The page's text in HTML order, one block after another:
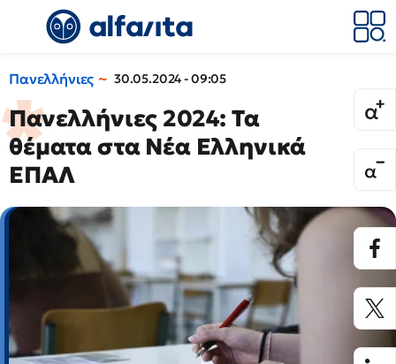
Πανελλήνιες 30.05.2024 - 09:05
Πανελλήνιες 2024: Τα
θέματα στα Νέα Ελληνικά
ΕΠΑΛ